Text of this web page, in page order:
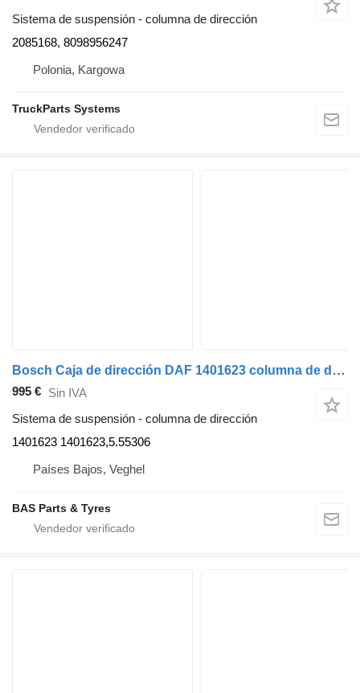
Sistema de suspensión - columna de dirección
2085168, 8098956247
Polonia, Kargowa
TruckParts Systems
Bosch Caja de dirección DAF 1401623 columna de dirección para Bosch camión
995 € Sin IVA
Sistema de suspensión - columna de dirección
1401623 1401623,5.55306
Países Bajos, Veghel
BAS Parts & Tyres